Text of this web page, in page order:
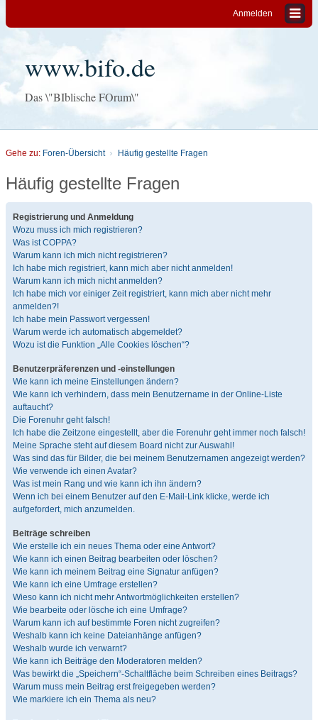
Anmelden
www.bifo.de
Das \"BIblische FOrum\"
Gehe zu: Foren-Übersicht Häufig gestellte Fragen
Häufig gestellte Fragen
Registrierung und Anmeldung
Wozu muss ich mich registrieren?
Was ist COPPA?
Warum kann ich mich nicht registrieren?
Ich habe mich registriert, kann mich aber nicht anmelden!
Warum kann ich mich nicht anmelden?
Ich habe mich vor einiger Zeit registriert, kann mich aber nicht mehr
anmelden?!
Ich habe mein Passwort vergessen!
Warum werde ich automatisch abgemeldet?
Wozu ist die Funktion „Alle Cookies löschen“?
Benutzerpräferenzen und -einstellungen
Wie kann ich meine Einstellungen ändern?
Wie kann ich verhindern, dass mein Benutzername in der Online-Liste
auftaucht?
Die Forenuhr geht falsch!
Ich habe die Zeitzone eingestellt, aber die Forenuhr geht immer noch falsch!
Meine Sprache steht auf diesem Board nicht zur Auswahl!
Was sind das für Bilder, die bei meinem Benutzernamen angezeigt werden?
Wie verwende ich einen Avatar?
Was ist mein Rang und wie kann ich ihn ändern?
Wenn ich bei einem Benutzer auf den E-Mail-Link klicke, werde ich
aufgefordert, mich anzumelden.
Beiträge schreiben
Wie erstelle ich ein neues Thema oder eine Antwort?
Wie kann ich einen Beitrag bearbeiten oder löschen?
Wie kann ich meinem Beitrag eine Signatur anfügen?
Wie kann ich eine Umfrage erstellen?
Wieso kann ich nicht mehr Antwortmöglichkeiten erstellen?
Wie bearbeite oder lösche ich eine Umfrage?
Warum kann ich auf bestimmte Foren nicht zugreifen?
Weshalb kann ich keine Dateianhänge anfügen?
Weshalb wurde ich verwarnt?
Wie kann ich Beiträge den Moderatoren melden?
Was bewirkt die „Speichern“-Schaltfläche beim Schreiben eines Beitrags?
Warum muss mein Beitrag erst freigegeben werden?
Wie markiere ich ein Thema als neu?